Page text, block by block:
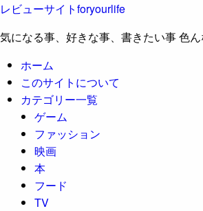
レビューサイトforyourlife
気になる事、好きな事、書きたい事 色
ホーム
このサイトについて
カテゴリー一覧
ゲーム
ファッション
映画
本
フード
TV